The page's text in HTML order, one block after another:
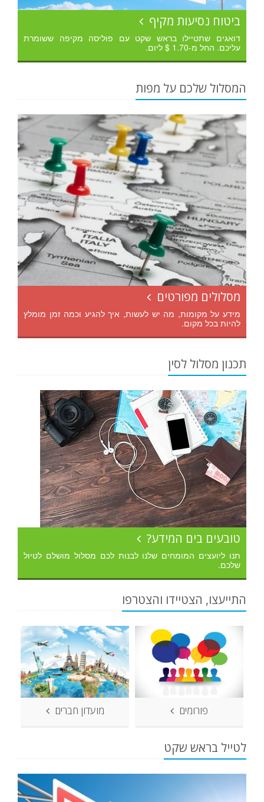
ביטוח נסיעות מקיף
דואגים שתטיילו בראש שקט עם פוליסה מקיפה ששומרת
עליכם. החל מ-1.70 $ ליום.
המסלול שלכם על מפות
מסלולים מפורטים
מידע על מקומות, מה יש לעשות, איך להגיע וכמה זמן מומלץ
להיות בכל מקום.
תכנון מסלול לסין
טובעים בים המידע?
תנו ליועצים המומחים שלנו לבנות לכם מסלול מושלם לטיול
שלכם.
התייעצו, הצטיידו והצטרפו
פורומים מועדון חברים
לטייל בראש שקט